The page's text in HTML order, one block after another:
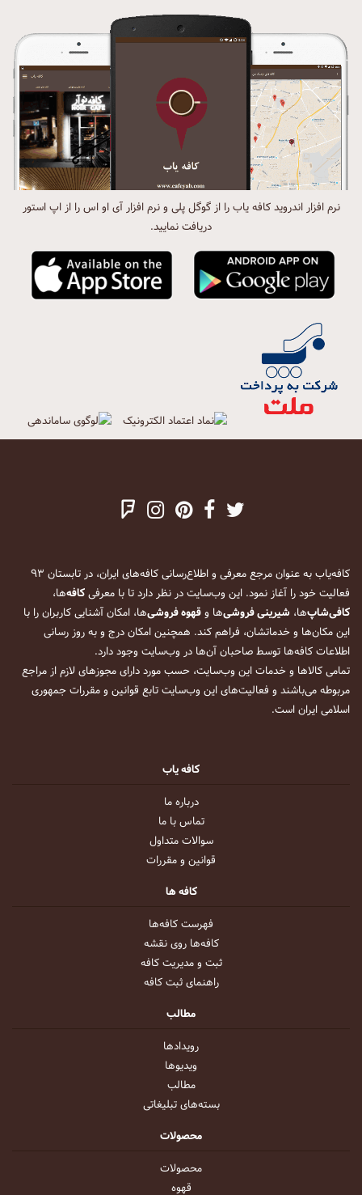
نرم افزار اندروید کافه یاب را از گوگل پلی و نرم افزار آی او اس را از اپ استور
دریافت نمایید.
کافه‌یاب به عنوان مرجع معرفی و اطلاع‌رسانی کافه‌های ایران، در تابستان ۹۳
فعالیت خود را آغاز نمود. این وب‌سایت در نظر دارد تا با معرفیکافه‌ها،
کافی‌شاپ‌ها، شیرینی فروشی‌ها وقهوه فروشی‌ها، امکان آشنایی کاربران را با
این مکان‌ها و خدماتشان، فراهم کند. همچنین امکان درج و به روز رسانی
اطلاعات کافه‌ها توسط صاحبان آن‌ها در وب‌سایت وجود دارد.
تمامی کالاها و خدمات این وب‌سایت، حسب مورد دارای مجوزهای لازم از مراجع
مربوطه می‌باشند و فعالیت‌های این وب‌سایت تابع قوانین و مقررات جمهوری
اسلامی ایران است.
کافه یاب
درباره ما
تماس با ما
سوالات متداول
قوانین و مقررات
کافه ها
فهرست کافه‌ها
کافه‌ها روی نقشه
ثبت و مدیریت کافه
راهنمای ثبت کافه
مطالب
رویداد‌ها
ویدیو‌ها
مطالب
بسته‌های تبلیغاتی
محصولات
محصولات
قهوه